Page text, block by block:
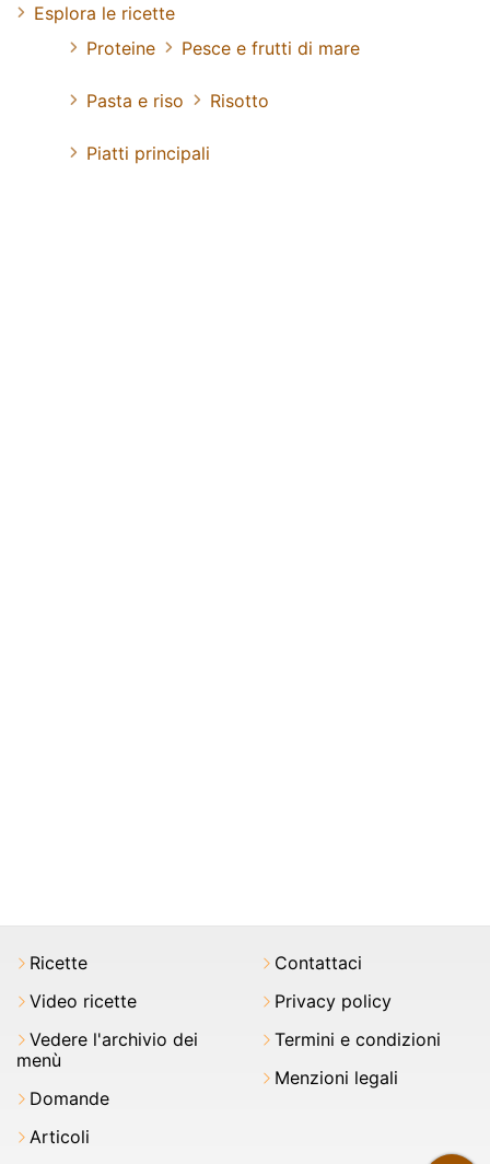
Esplora le ricette
Proteine
Pesce e frutti di mare
Pasta e riso Risotto
Piatti principali
Ricette
Video ricette
Vedere l'archivio dei
menù
Domande
Articoli
Contattaci
Privacy policy
Termini e condizioni
Menzioni legali